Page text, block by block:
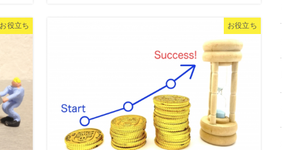
お役立ち お役立ち